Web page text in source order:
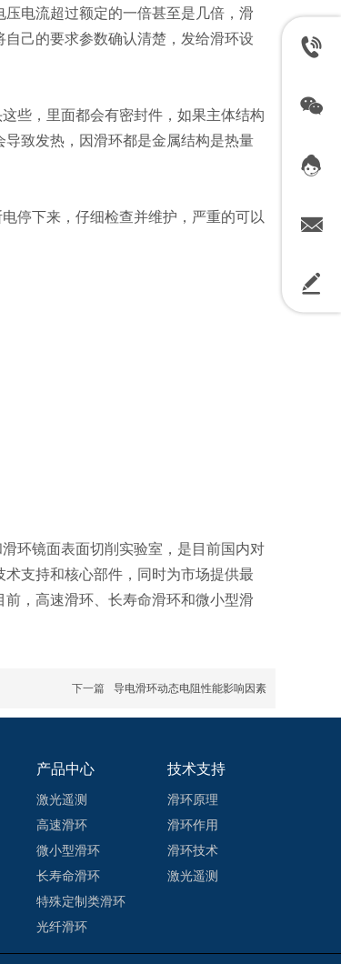
电流超过额定的一倍甚至是几倍，滑
己的要求参数确认清楚，发给滑环设
些，里面都会有密封件，如果主体结构
致发热，因滑环都是金属结构是热量
停下来，仔细检查并维护，严重的可以
环镜面表面切削实验室，是目前国内对
支持和核心部件，同时为市场提供最
，高速滑环、长寿命滑环和微小型滑
下一篇 导电滑环动态电阻性能影响因素
产品中心
激光遥测
高速滑环
微小型滑环
长寿命滑环
特殊定制类滑环
光纤滑环
技术支持
滑环原理
滑环作用
滑环技术
激光遥测